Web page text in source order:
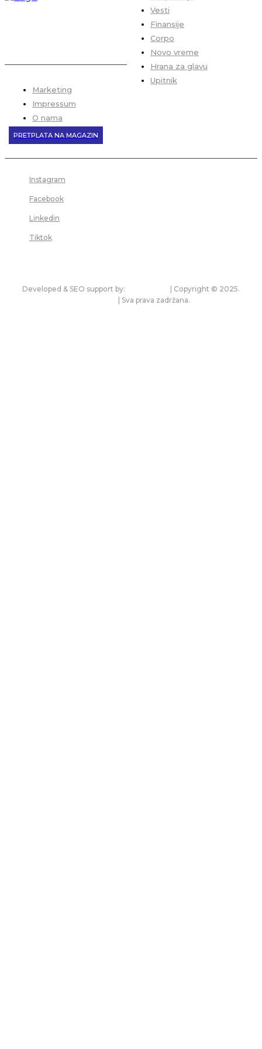
Vesti
Finansije
Corpo
Novo vreme
Hrana za glavu
Upitnik
Marketing
Impressum
O nama
PRETPLATA NA MAGAZIN
Instagram
Facebook
Linkedin
Tiktok
Developed & SEO support by:
| Copyright © 2025.
| Sva prava zadržana.